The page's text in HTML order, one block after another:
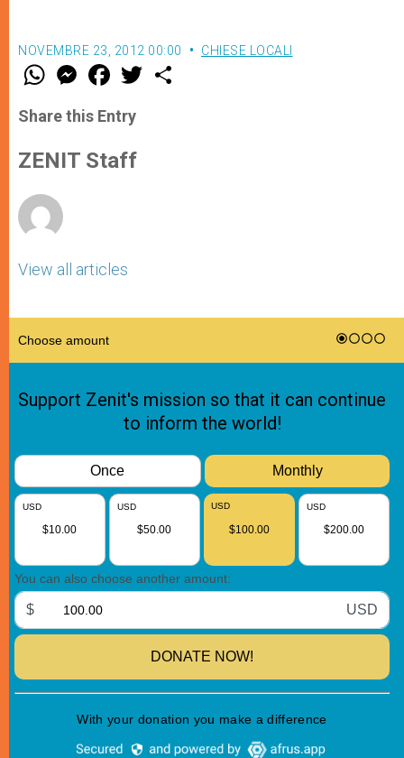
NOVEMBRE 23, 2012 00:00 CHIESE LOCALI
W
t
s
p
p
M
e
s
e
g
e
F
a
e
b
o
k
w
Share this Entry
ZENIT Staff
View all articles